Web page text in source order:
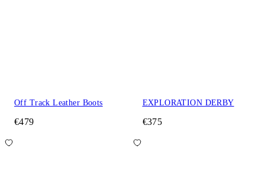
Off Track Leather Boots
€479
EXPLORATION DERBY
€375